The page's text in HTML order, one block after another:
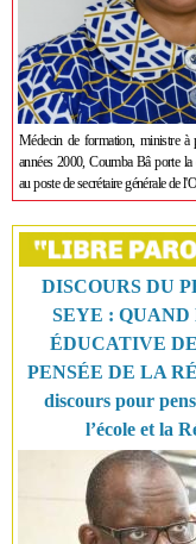
Médecin de formation, ministre à
années 2000, Coumba Bâ porte
au poste de secrétaire générale de
DISCOURS DU
SEYE :
ÉDUCATIVE
PENSÉE DE LA
discours pour
l’école et la